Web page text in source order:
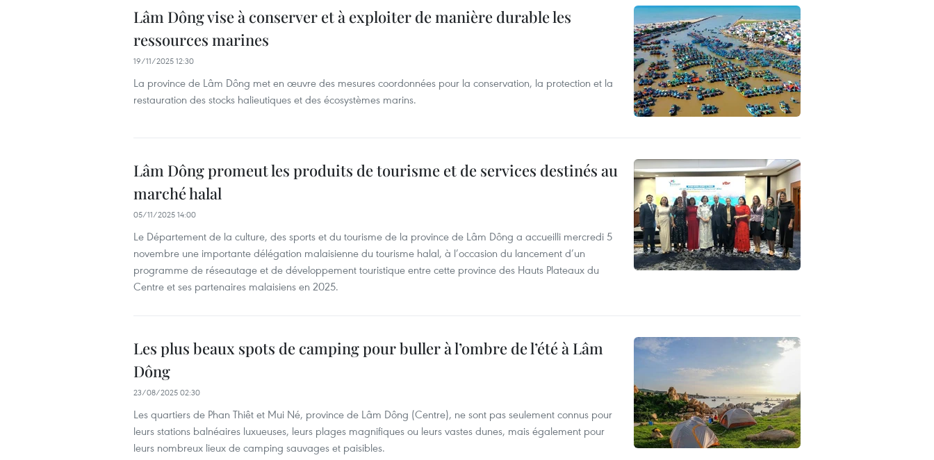
Lâm Dông vise à conserver et à exploiter de manière durable les
ressources marines
19/11/2025 12:30
La province de Lâm Dông met en œuvre des mesures coordonnées pour la conservation, la protection et la
restauration des stocks halieutiques et des écosystèmes marins.
Lâm Dông promeut les produits de tourisme et de services destinés au
marché halal
05/11/2025 14:00
Le Département de la culture, des sports et du tourisme de la province de Lâm Dông a accueilli mercredi 5
novembre une importante délégation malaisienne du tourisme halal, à l’occasion du lancement d’un
programme de réseautage et de développement touristique entre cette province des Hauts Plateaux du
Centre et ses partenaires malaisiens en 2025.
Les plus beaux spots de camping pour buller à l’ombre de l’été à Lâm
Dông
23/08/2025 02:30
Les quartiers de Phan Thiêt et Mui Né, province de Lâm Dông (Centre), ne sont pas seulement connus pour
leurs stations balnéaires luxueuses, leurs plages magnifiques ou leurs vastes dunes, mais également pour
leurs nombreux lieux de camping sauvages et paisibles.